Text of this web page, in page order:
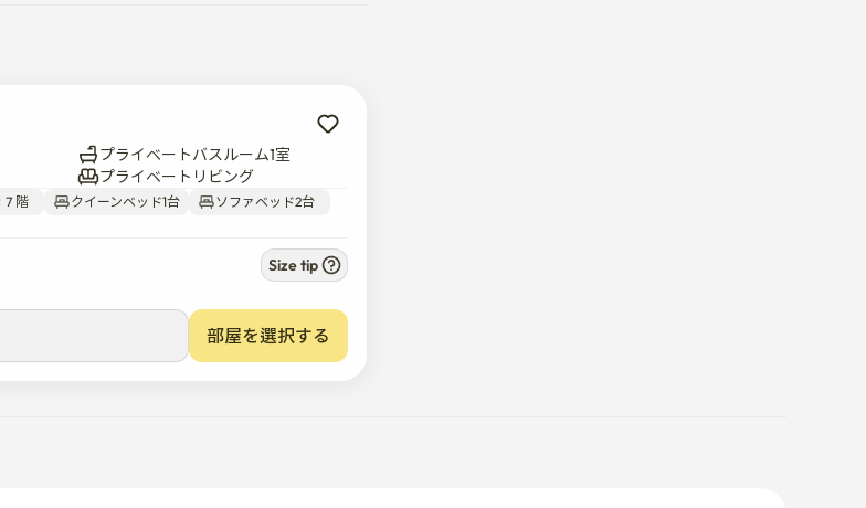
や大きな騒音は発生しません
プライベートバスルーム1室
プライベートリビング
7 階 クイーンベッド1台 ソファベッド2台
Size tip
部屋を選択する